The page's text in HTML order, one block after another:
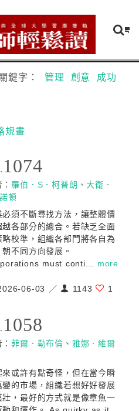
鍵字： 管理 創意 成功
規畫
1074
羅伯．S．柯普朗 、大衛．
頓
必須不斷尋找方法，讓整體價
越各部分的總合。若缺乏全面
略校準，組織各部門將各自為
朝不同方向發展。
must conti... more
06-03 ／ 1143 1
1058
：菲爾．勒布倫 、 雅娜．維爾
來或許有點奇怪，但在當今瞬
變的市場，組織若想好好發展
壯，最好的方式就是像章魚一